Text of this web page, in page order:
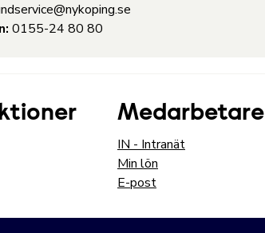
0155-24 80 80
Medarbetare
IN - Intranät
Min lön
E-post